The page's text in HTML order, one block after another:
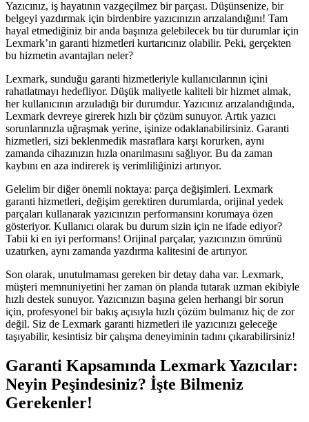
Yazıcınız, iş hayatının vazgeçilmez bir parçası. Düşünsenize, bir
belgeyi yazdırmak için birdenbire yazıcınızın arızalandığını! Tam
hayal etmediğiniz bir anda başınıza gelebilecek bu tür durumlar için
Lexmark’ın garanti hizmetleri kurtarıcınız olabilir. Peki, gerçekten
bu hizmetin avantajları neler?
Lexmark, sunduğu garanti hizmetleriyle kullanıcılarının içini
rahatlatmayı hedefliyor. Düşük maliyetle kaliteli bir hizmet almak,
her kullanıcının arzuladığı bir durumdur. Yazıcınız arızalandığında,
Lexmark devreye girerek hızlı bir çözüm sunuyor. Artık yazıcı
sorunlarınızla uğraşmak yerine, işinize odaklanabilirsiniz. Garanti
hizmetleri, sizi beklenmedik masraflara karşı korurken, aynı
zamanda cihazınızın hızla onarılmasını sağlıyor. Bu da zaman
kaybını en aza indirerek iş verimliliğinizi artırıyor.
Gelelim bir diğer önemli noktaya: parça değişimleri. Lexmark
garanti hizmetleri, değişim gerektiren durumlarda, orijinal yedek
parçaları kullanarak yazıcınızın performansını korumaya özen
gösteriyor. Kullanıcı olarak bu durum sizin için ne ifade ediyor?
Tabii ki en iyi performans! Orijinal parçalar, yazıcınızın ömrünü
uzatırken, aynı zamanda yazdırma kalitesini de artırıyor.
Son olarak, unutulmaması gereken bir detay daha var. Lexmark,
müşteri memnuniyetini her zaman ön planda tutarak uzman ekibiyle
hızlı destek sunuyor. Yazıcınızın başına gelen herhangi bir sorun
için, profesyonel bir bakış açısıyla hızlı çözüm bulmanız hiç de zor
değil. Siz de Lexmark garanti hizmetleri ile yazıcınızı geleceğe
taşıyabilir, kesintisiz bir çalışma deneyiminin tadını çıkarabilirsiniz!
Garanti Kapsamında Lexmark Yazıcılar:
Neyin Peşindesiniz? İşte Bilmeniz
Gerekenler!